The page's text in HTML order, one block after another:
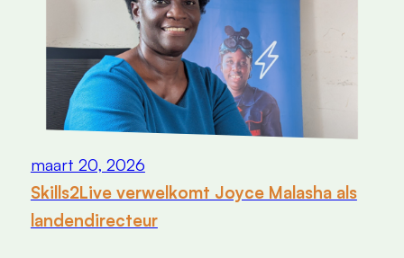
maart 20, 2026
Skills2Live verwelkomt Joyce Malasha als
landendirecteur